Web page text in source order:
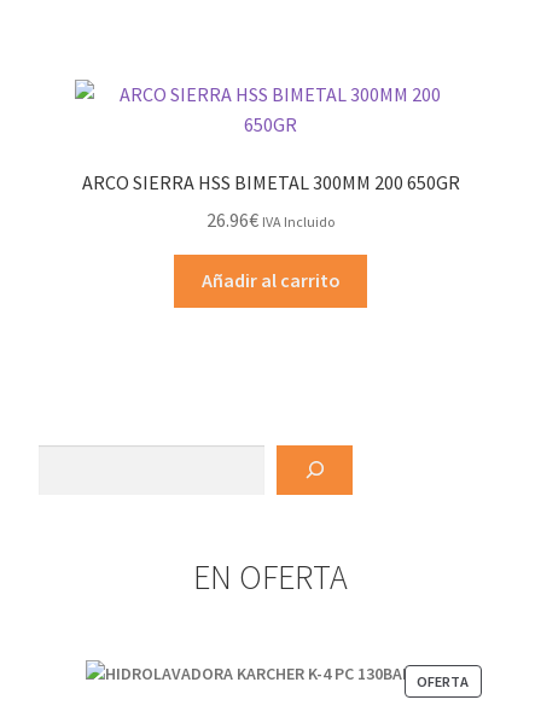
ARCO SIERRA HSS BIMETAL 300MM 200 650GR
26.96€ IVA Incluido
Añadir al carrito
EN OFERTA
OFERTA
EN